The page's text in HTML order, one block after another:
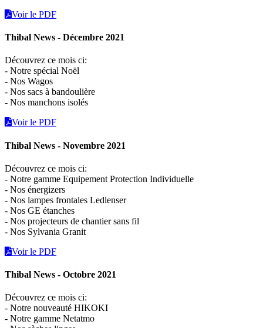
Voir le PDF
Thibal News - Décembre 2021
Découvrez ce mois ci:
- Notre spécial Noël
- Nos Wagos
- Nos sacs à bandoulière
- Nos manchons isolés
Voir le PDF
Thibal News - Novembre 2021
Découvrez ce mois ci:
- Notre gamme Equipement Protection Individuelle
- Nos énergizers
- Nos lampes frontales Ledlenser
- Nos GE étanches
- Nos projecteurs de chantier sans fil
- Nos Sylvania Granit
Voir le PDF
Thibal News - Octobre 2021
Découvrez ce mois ci:
- Notre nouveauté HIKOKI
- Notre gamme Netatmo